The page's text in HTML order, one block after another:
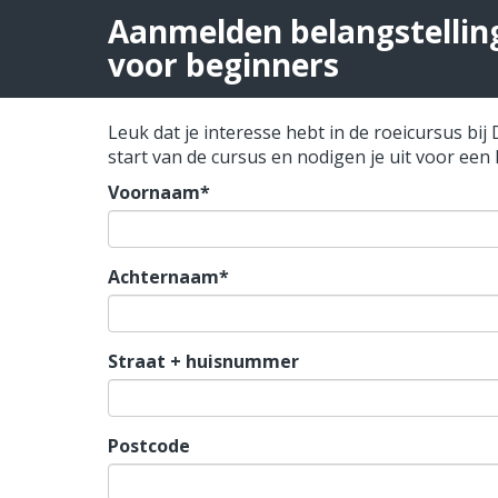
Aanmelden
voor beginners
Leuk dat je interesse hebt in de roeicursus
start van de cursus en nodigen je uit voor
Voornaam*
Achternaam*
Straat + huisnummer
Postcode